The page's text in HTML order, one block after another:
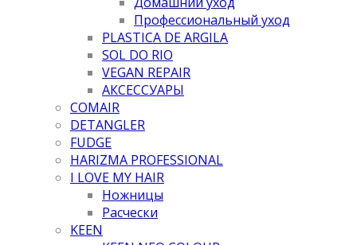
Профессиональный уход
PLASTICA DE ARGILA
SOL DO RIO
VEGAN REPAIR
АКСЕССУАРЫ
COMAIR
DETANGLER
FUDGE
HARIZMA PROFESSIONAL
I LOVE MY HAIR
Ножницы
Расчески
KEEN